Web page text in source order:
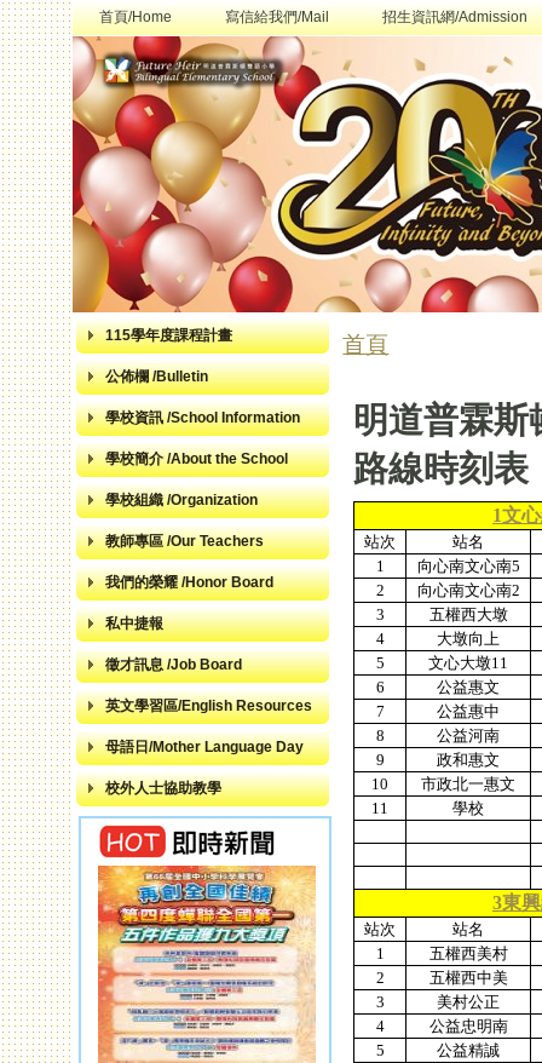
首頁/Home 寫信給我們/Mail 招生資訊網/Admission
115學年度課程計畫
公佈欄 /Bulletin
學校資訊 /School Information
學校簡介 /About the School
學校組織 /Organization
教師專區 /Our Teachers
我們的榮耀 /Honor Board
私中捷報
徵才訊息 /Job Board
英文學習區/English Resources
母語日/Mother Language Day
校外人士協助教學
您在這裡
首頁
明道普霖斯
路線時刻表
1文
站次 站名
1
向心南文心南5
2
向心南文心南2
3
五權西大墩
4
大墩向上
5
文心大墩11
6
公益惠文
7
公益惠中
8
公益河南
9
政和惠文
10
市政北一惠文
11
學校
3東
站次 站名
1
五權西美村
2
五權西中美
3
美村公正
4
公益忠明南
5
公益精誠